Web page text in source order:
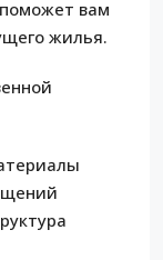
поможет вам
жилья.